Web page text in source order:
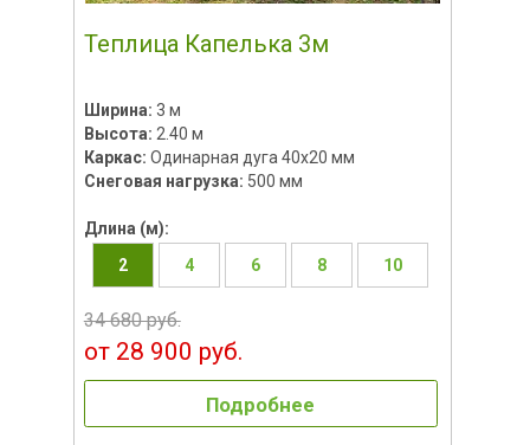
Теплица Капелька 3м
Ширина: 3 м
Высота: 2.40 м
Каркас: Одинарная дуга 40х20 мм
Снеговая нагрузка: 500 мм
Длина (м):
2
4 6 8 10
34 680 руб.
от 28 900 руб.
Подробнее